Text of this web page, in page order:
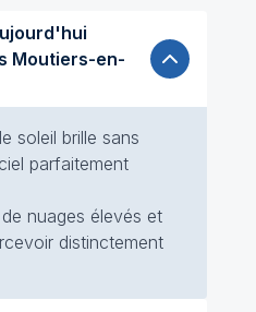
soleil brille sans
parfaitement
nuages élevés et
distinctement